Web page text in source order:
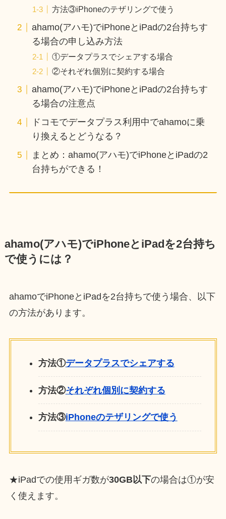
方法③iPhoneのテザリングで使う
ahamo(アハモ)でiPhoneとiPadの2台持ちす
る場合の申し込み方法
①データプラスでシェアする場合
②それぞれ個別に契約する場合
ahamo(アハモ)でiPhoneとiPadの2台持ちす
る場合の注意点
ドコモでデータプラス利用中でahamoに乗
り換えるとどうなる？
まとめ：ahamo(アハモ)でiPhoneとiPadの2
台持ちができる！
ahamo(アハモ)でiPhoneとiPadを2台持ち
で使うには？
ahamoでiPhoneとiPadを2台持ちで使う場合、以下
の方法があります。
方法①データプラスでシェアする
方法②それぞれ個別に契約する
方法③iPhoneのテザリングで使う
★iPadでの使用ギガ数が30GB以下の場合は①が安
く使えます。